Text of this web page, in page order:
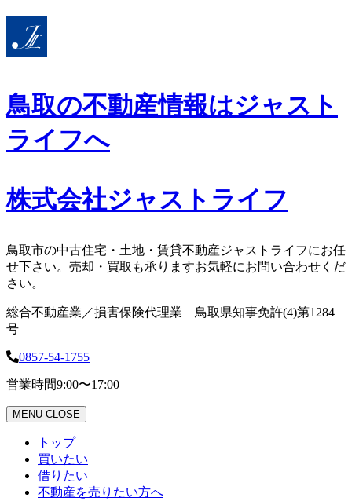
ン
テ
ツ
へ
ス
キ
ッ
鳥取の不動産情報はジャスト
ライフへ
株式会社ジャストライフ
鳥取市の中古住宅・土地・賃貸不動産ジャストライフにお任
せ下さい。売却・買取も承りますお気軽にお問い合わせくだ
さい。
総合不動産業／損害保険代理業 鳥取県知事免許(4)第1284
号
0857-54-1755
営業時間9:00〜17:00
MENU CLOSE
トップ
買いたい
借りたい
不動産を売りたい方へ